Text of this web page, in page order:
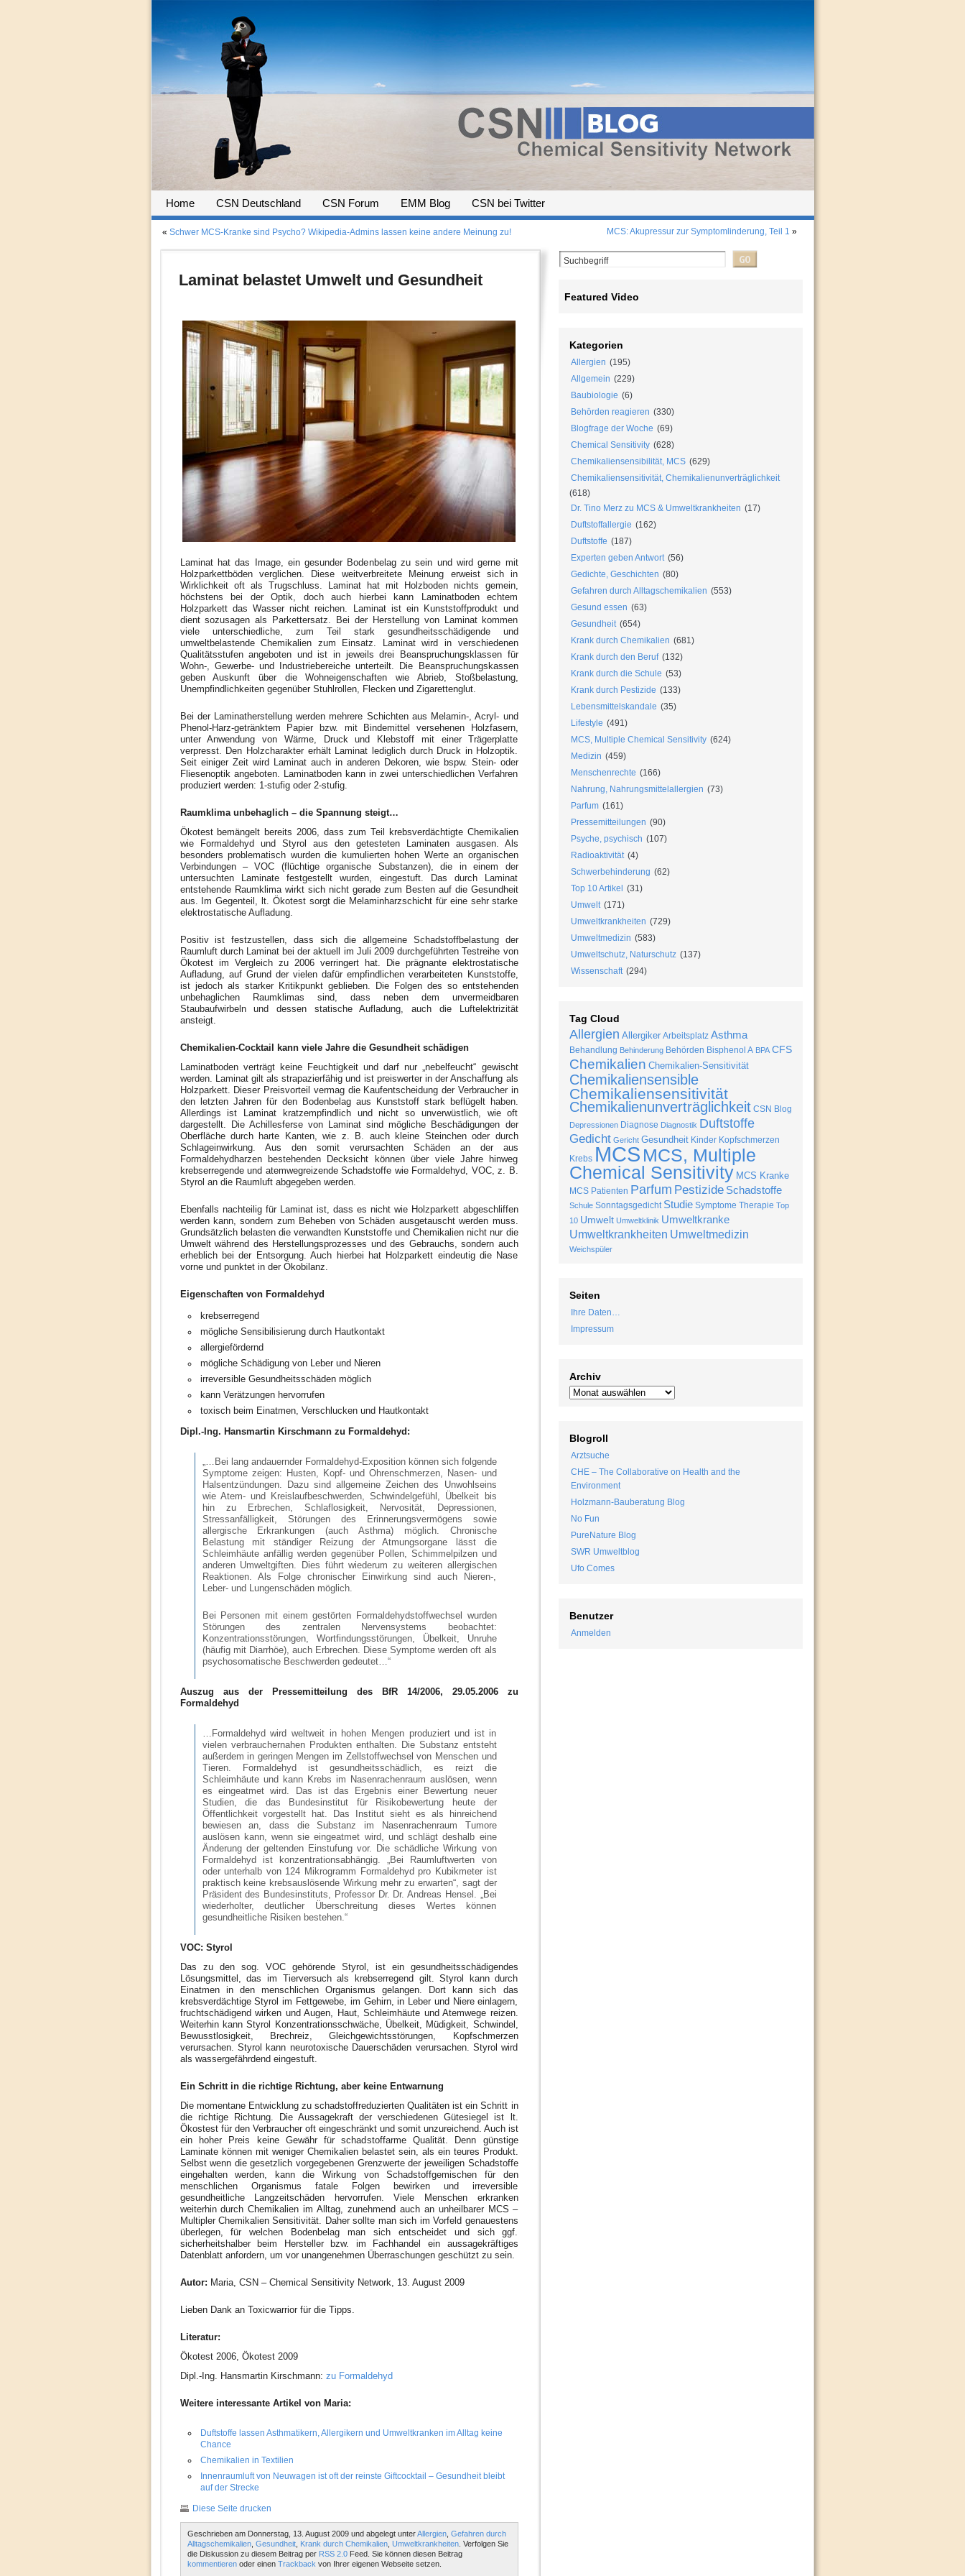
Home CSN Deutschland CSN Forum EMM Blog CSN bei Twitter
« Schwer MCS-Kranke sind Psycho? Wikipedia-Admins lassen keine andere Meinung zu! MCS: Akupressur zur Symptomlinderung, Teil 1 »
Laminat belastet Umwelt und Gesundheit
Laminat hat das Image, ein gesunder Bodenbelag zu sein und wird gerne mit
Holzparkettböden verglichen. Diese weitverbreitete Meinung erweist sich in
Wirklichkeit oft als Trugschluss. Laminat hat mit Holzboden nichts gemein,
höchstens bei der Optik, doch auch hierbei kann Laminatboden echtem
Holzparkett das Wasser nicht reichen. Laminat ist ein Kunststoffprodukt und
dient sozusagen als Parkettersatz. Bei der Herstellung von Laminat kommen
viele unterschiedliche, zum Teil stark gesundheitsschädigende und
umweltbelastende Chemikalien zum Einsatz. Laminat wird in verschiedenen
Qualitätsstufen angeboten und ist in jeweils drei Beanspruchungsklassen für
Wohn-, Gewerbe- und Industriebereiche unterteilt. Die Beanspruchungskassen
geben Auskunft über die Wohneigenschaften wie Abrieb, Stoßbelastung,
Unempfindlichkeiten gegenüber Stuhlrollen, Flecken und Zigarettenglut.
Bei der Laminatherstellung werden mehrere Schichten aus Melamin-, Acryl- und
Phenol-Harz-getränktem Papier bzw. mit Bindemittel versehenen Holzfasern,
unter Anwendung von Wärme, Druck und Klebstoff mit einer Trägerplatte
verpresst. Den Holzcharakter erhält Laminat lediglich durch Druck in Holzoptik.
Seit einiger Zeit wird Laminat auch in anderen Dekoren, wie bspw. Stein- oder
Fliesenoptik angeboten. Laminatboden kann in zwei unterschiedlichen Verfahren
produziert werden: 1-stufig oder 2-stufig.
Raumklima unbehaglich – die Spannung steigt…
Ökotest bemängelt bereits 2006, dass zum Teil krebsverdächtigte Chemikalien
wie Formaldehyd und Styrol aus den getesteten Laminaten ausgasen. Als
besonders problematisch wurden die kumulierten hohen Werte an organischen
Verbindungen – VOC (flüchtige organische Substanzen), die in einem der
untersuchten Laminate festgestellt wurden, eingestuft. Das durch Laminat
entstehende Raumklima wirkt sich nicht gerade zum Besten auf die Gesundheit
aus. Im Gegenteil, lt. Ökotest sorgt die Melaminharzschicht für eine sehr starke
elektrostatische Aufladung.
Positiv ist festzustellen, dass sich die allgemeine Schadstoffbelastung der
Raumluft durch Laminat bei der aktuell im Juli 2009 durchgeführten Testreihe von
Ökotest im Vergleich zu 2006 verringert hat. Die prägnante elektrostatische
Aufladung, auf Grund der vielen dafür empfindlichen verarbeiteten Kunststoffe,
ist jedoch als starker Kritikpunkt geblieben. Die Folgen des so entstehenden
unbehaglichen Raumklimas sind, dass neben dem unvermeidbaren
Staubaufwirbeln und dessen statische Aufladung, auch die Luftelektrizität
ansteigt.
Chemikalien-Cocktail kann viele Jahre die Gesundheit schädigen
Laminatboden verträgt keine Feuchtigkeit und darf nur „nebelfeucht“ gewischt
werden. Laminat gilt als strapazierfähig und ist preiswerter in der Anschaffung als
Holzparkett. Dieser Preisvorteil vermag die Kaufentscheidung der Verbraucher in
den letzten Jahren für den Bodenbelag aus Kunststoff stark beflügelt haben.
Allerdings ist Laminat kratzempfindlich und nicht so unverwüstlich, wie oft
dargestellt. Die Achillesferse von Laminat sind mögliche Beschädigungen der
Oberfläche durch harte Kanten, wie z. B. auch kleine Steinchen oder durch
Schlageinwirkung. Aus den somit verursachten Schäden an der aus
Formaldehydharzen bestehenden Decksicht können über viele Jahre hinweg
krebserregende und atemwegreizende Schadstoffe wie Formaldehyd, VOC, z. B.
Styrol an die Raumluft abgegeben werden.
Ebenfalls nachteilig für Laminat ist, dass es nicht wie Holzparkett abgeschliffen
werden kann, sondern zum Beheben von Schäden ausgetauscht werden muss.
Grundsätzlich belasten die verwandten Kunststoffe und Chemikalien nicht nur die
Umwelt während des Herstellungsprozesses und des Gebrauchs, sondern auch
erheblich bei der Entsorgung. Auch hierbei hat Holzparkett eindeutig die Nase
vorne und punktet in der Ökobilanz.
Eigenschaften von Formaldehyd
krebserregend
mögliche Sensibilisierung durch Hautkontakt
allergiefördernd
mögliche Schädigung von Leber und Nieren
irreversible Gesundheitsschäden möglich
kann Verätzungen hervorrufen
toxisch beim Einatmen, Verschlucken und Hautkontakt
Dipl.-Ing. Hansmartin Kirschmann zu Formaldehyd:
„…Bei lang andauernder Formaldehyd-Exposition können sich folgende
Symptome zeigen: Husten, Kopf- und Ohrenschmerzen, Nasen- und
Halsentzündungen. Dazu sind allgemeine Zeichen des Unwohlseins
wie Atem- und Kreislaufbeschwerden, Schwindelgefühl, Übelkeit bis
hin zu Erbrechen, Schlaflosigkeit, Nervosität, Depressionen,
Stressanfälligkeit, Störungen des Erinnerungsvermögens sowie
allergische Erkrankungen (auch Asthma) möglich. Chronische
Belastung mit ständiger Reizung der Atmungsorgane lässt die
Schleimhäute anfällig werden gegenüber Pollen, Schimmelpilzen und
anderen Umweltgiften. Dies führt wiederum zu weiteren allergischen
Reaktionen. Als Folge chronischer Einwirkung sind auch Nieren-,
Leber- und Lungenschäden möglich.
Bei Personen mit einem gestörten Formaldehydstoffwechsel wurden
Störungen des zentralen Nervensystems beobachtet:
Konzentrationsstörungen, Wortfindungsstörungen, Übelkeit, Unruhe
(häufig mit Diarrhöe), auch Erbrechen. Diese Symptome werden oft als
psychosomatische Beschwerden gedeutet…“
Auszug aus der Pressemitteilung des BfR 14/2006, 29.05.2006 zu
Formaldehyd
…Formaldehyd wird weltweit in hohen Mengen produziert und ist in
vielen verbrauchernahen Produkten enthalten. Die Substanz entsteht
außerdem in geringen Mengen im Zellstoffwechsel von Menschen und
Tieren. Formaldehyd ist gesundheitsschädlich, es reizt die
Schleimhäute und kann Krebs im Nasenrachenraum auslösen, wenn
es eingeatmet wird. Das ist das Ergebnis einer Bewertung neuer
Studien, die das Bundesinstitut für Risikobewertung heute der
Öffentlichkeit vorgestellt hat. Das Institut sieht es als hinreichend
bewiesen an, dass die Substanz im Nasenrachenraum Tumore
auslösen kann, wenn sie eingeatmet wird, und schlägt deshalb eine
Änderung der geltenden Einstufung vor. Die schädliche Wirkung von
Formaldehyd ist konzentrationsabhängig. „Bei Raumluftwerten von
oder unterhalb von 124 Mikrogramm Formaldehyd pro Kubikmeter ist
praktisch keine krebsauslösende Wirkung mehr zu erwarten“, sagt der
Präsident des Bundesinstituts, Professor Dr. Dr. Andreas Hensel. „Bei
wiederholter, deutlicher Überschreitung dieses Wertes können
gesundheitliche Risiken bestehen.“
VOC: Styrol
Das zu den sog. VOC gehörende Styrol, ist ein gesundheitsschädigendes
Lösungsmittel, das im Tierversuch als krebserregend gilt. Styrol kann durch
Einatmen in den menschlichen Organismus gelangen. Dort kann sich das
krebsverdächtige Styrol im Fettgewebe, im Gehirn, in Leber und Niere einlagern,
fruchtschädigend wirken und Augen, Haut, Schleimhäute und Atemwege reizen.
Weiterhin kann Styrol Konzentrationsschwäche, Übelkeit, Müdigkeit, Schwindel,
Bewusstlosigkeit, Brechreiz, Gleichgewichtsstörungen, Kopfschmerzen
verursachen. Styrol kann neurotoxische Dauerschäden verursachen. Styrol wird
als wassergefährdend eingestuft.
Ein Schritt in die richtige Richtung, aber keine Entwarnung
Die momentane Entwicklung zu schadstoffreduzierten Qualitäten ist ein Schritt in
die richtige Richtung. Die Aussagekraft der verschiedenen Gütesiegel ist lt.
Ökostest für den Verbraucher oft eingeschränkt und somit unzureichend. Auch ist
ein hoher Preis keine Gewähr für schadstoffarme Qualität. Denn günstige
Laminate können mit weniger Chemikalien belastet sein, als ein teures Produkt.
Selbst wenn die gesetzlich vorgegebenen Grenzwerte der jeweiligen Schadstoffe
eingehalten werden, kann die Wirkung von Schadstoffgemischen für den
menschlichen Organismus fatale Folgen bewirken und irreversible
gesundheitliche Langzeitschäden hervorrufen. Viele Menschen erkranken
weiterhin durch Chemikalien im Alltag, zunehmend auch an unheilbarer MCS –
Multipler Chemikalien Sensitivität. Daher sollte man sich im Vorfeld genauestens
überlegen, für welchen Bodenbelag man sich entscheidet und sich ggf.
sicherheitshalber beim Hersteller bzw. im Fachhandel ein aussagekräftiges
Datenblatt anfordern, um vor unangenehmen Überraschungen geschützt zu sein.
Autor: Maria, CSN – Chemical Sensitivity Network, 13. August 2009
Lieben Dank an Toxicwarrior für die Tipps.
Literatur:
Ökotest 2006, Ökotest 2009
Dipl.-Ing. Hansmartin Kirschmann: zu Formaldehyd
Weitere interessante Artikel von Maria:
Duftstoffe lassen Asthmatikern, Allergikern und Umweltkranken im Alltag keine
Chance
Chemikalien in Textilien
Innenraumluft von Neuwagen ist oft der reinste Giftcocktail – Gesundheit bleibt
auf der Strecke
Diese Seite drucken
Geschrieben am Donnerstag, 13. August 2009 und abgelegt unterAllergien, Gefahren durch
Alltagschemikalien, Gesundheit, Krank durch Chemikalien, Umweltkrankheiten. Verfolgen Sie
die Diskussion zu diesem Beitrag per RSS 2.0Feed. Sie können diesen Beitrag
kommentierenoder einen Trackback von Ihrer eigenen Webseite setzen.
Featured Video
Kategorien
Allergien (195)
Allgemein (229)
Baubiologie (6)
Behörden reagieren (330)
Blogfrage der Woche (69)
Chemical Sensitivity (628)
Chemikaliensensibilität, MCS (629)
Chemikaliensensitivität, Chemikalienunverträglichkeit
(618)
Dr. Tino Merz zu MCS & Umweltkrankheiten (17)
Duftstoffallergie (162)
Duftstoffe (187)
Experten geben Antwort (56)
Gedichte, Geschichten (80)
Gefahren durch Alltagschemikalien (553)
Gesund essen (63)
Gesundheit (654)
Krank durch Chemikalien (681)
Krank durch den Beruf (132)
Krank durch die Schule (53)
Krank durch Pestizide (133)
Lebensmittelskandale (35)
Lifestyle (491)
MCS, Multiple Chemical Sensitivity (624)
Medizin (459)
Menschenrechte (166)
Nahrung, Nahrungsmittelallergien (73)
Parfum (161)
Pressemitteilungen (90)
Psyche, psychisch (107)
Radioaktivität (4)
Schwerbehinderung (62)
Top 10 Artikel
(31)
Umwelt (171)
Umweltkrankheiten (729)
Umweltmedizin (583)
Umweltschutz, Naturschutz (137)
Wissenschaft (294)
Tag Cloud
Allergien Allergiker Arbeitsplatz Asthma
Behandlung Behinderung Behörden Bisphenol A BPA CFS
Chemikalien Chemikalien-Sensitivität
Chemikaliensensible
Chemikaliensensitivität
Chemikalienunverträglichkeit CSN Blog
Depressionen Diagnose Diagnostik Duftstoffe
Gedicht Gericht Gesundheit Kinder Kopfschmerzen
Krebs MCS MCS, Multiple
Chemical Sensitivity MCS Kranke
MCS Patienten Parfum Pestizide Schadstoffe
Schule Sonntagsgedicht Studie Symptome Therapie Top
10 Umwelt Umweltklinik Umweltkranke
Umweltkrankheiten Umweltmedizin
Weichspüler
Seiten
Ihre Daten…
Impressum
Archiv
Blogroll
Arztsuche
CHE – The Collaborative on Health and the
Environment
Holzmann-Bauberatung Blog
No Fun
PureNature Blog
SWR Umweltblog
Ufo Comes
Benutzer
Anmelden